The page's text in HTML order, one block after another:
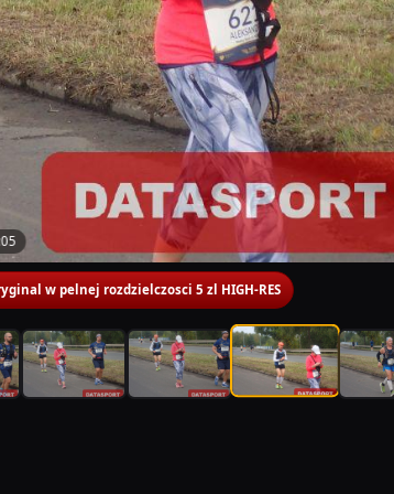
w pelnej rozdzielczosci 5 zl HIGH-RES